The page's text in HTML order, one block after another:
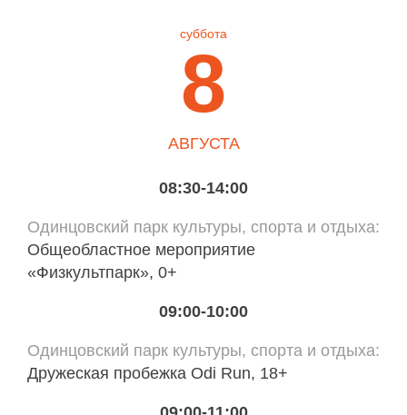
суббота
8
АВГУСТА
08:30-14:00
Одинцовский парк культуры, спорта и отдыха
Общеобластное мероприятие
«Физкультпарк», 0+
09:00-10:00
Одинцовский парк культуры, спорта и отдыха
Дружеская пробежка Odi Run, 18+